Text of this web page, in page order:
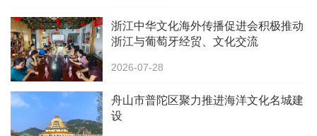
浙江中华文化海外传播促进会积极推动
浙江与葡萄牙经贸、文化交流
2026-07-28
舟山市普陀区聚力推进海洋文化名城建
设